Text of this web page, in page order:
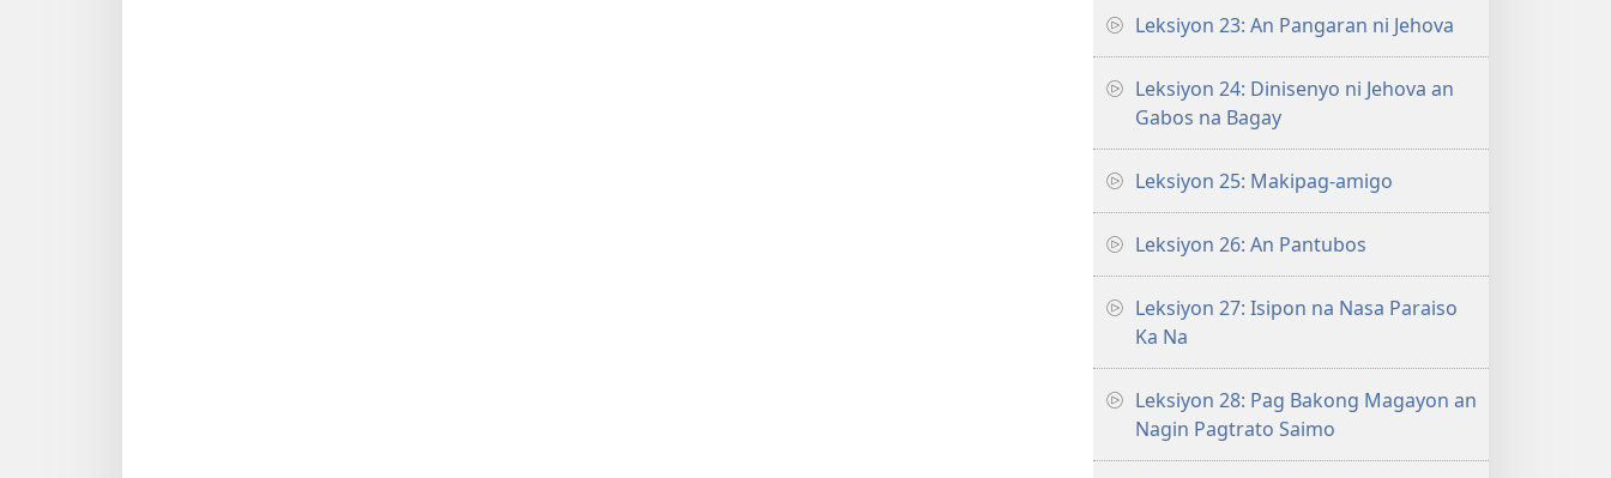
Leksiyon 23: An Pangaran ni Jehova
Leksiyon 24: Dinisenyo ni Jehova an
Gabos na Bagay
Leksiyon 25: Makipag-amigo
Leksiyon 26: An Pantubos
Leksiyon 27: Isipon na Nasa Paraiso
Ka Na
Leksiyon 28: Pag Bakong Magayon an
Nagin Pagtrato Saimo